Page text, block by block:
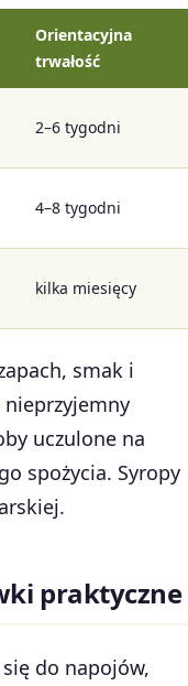
Orientacyjna
trwałość
2–6 tygodni
4–8 tygodni
kilka miesięcy
smak i
uczulone na
spożycia. Syropy
praktyczne
do napojów,